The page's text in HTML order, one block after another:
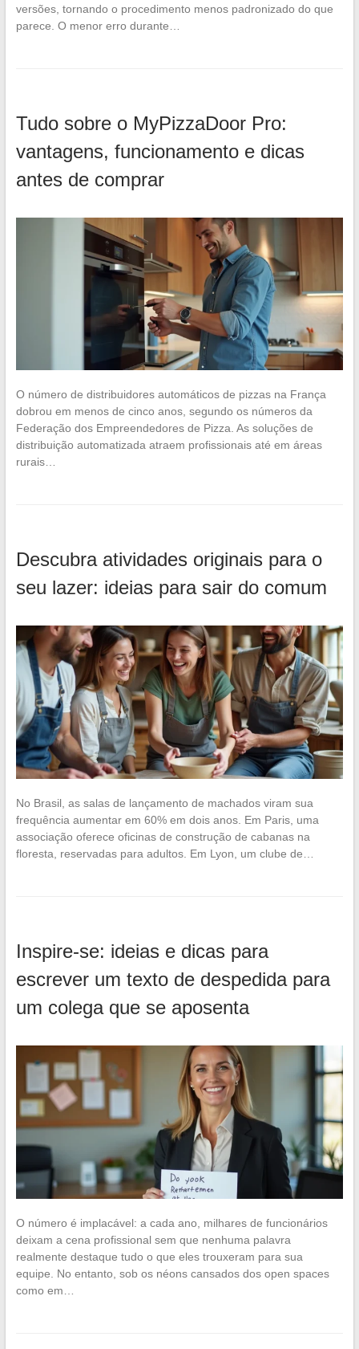
versões, tornando o procedimento menos padronizado do que
parece. O menor erro durante…
Tudo sobre o MyPizzaDoor Pro:
vantagens, funcionamento e dicas
antes de comprar
O número de distribuidores automáticos de pizzas na França
dobrou em menos de cinco anos, segundo os números da
Federação dos Empreendedores de Pizza. As soluções de
distribuição automatizada atraem profissionais até em áreas
rurais…
Descubra atividades originais para o
seu lazer: ideias para sair do comum
No Brasil, as salas de lançamento de machados viram sua
frequência aumentar em 60% em dois anos. Em Paris, uma
associação oferece oficinas de construção de cabanas na
floresta, reservadas para adultos. Em Lyon, um clube de…
Inspire-se: ideias e dicas para
escrever um texto de despedida para
um colega que se aposenta
O número é implacável: a cada ano, milhares de funcionários
deixam a cena profissional sem que nenhuma palavra
realmente destaque tudo o que eles trouxeram para sua
equipe. No entanto, sob os néons cansados dos open spaces
como em…